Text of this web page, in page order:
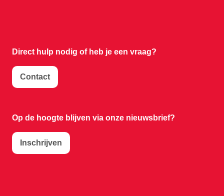
Direct hulp nodig ofheb je een vraag?
Contact
Op de hoogte blijven via onze nieuwsbrief?
Inschrijven